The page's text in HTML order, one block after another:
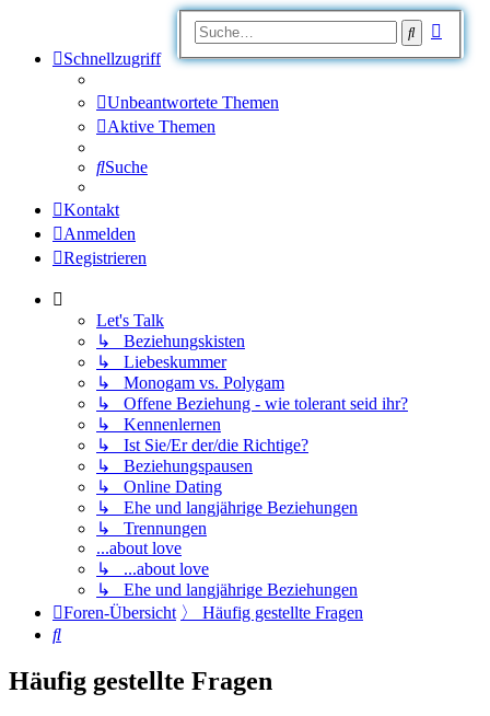
Suche
Schnellzugriff
Unbeantwortete Themen
Aktive Themen
Suche
Kontakt
Anmelden
Registrieren
Let's Talk
↳ Beziehungskisten
↳ Liebeskummer
↳ Monogam vs. Polygam
↳ Offene Beziehung - wie tolerant seid ihr?
↳ Kennenlernen
↳ Ist Sie/Er der/die Richtige?
↳ Beziehungspausen
↳ Online Dating
↳ Ehe und langjährige Beziehungen
↳ Trennungen
...about love
↳ ...about love
↳ Ehe und langjährige Beziehungen
Foren-Übersicht 〉
Häufig gestellte Fragen
Suche
Häufig gestellte Fragen